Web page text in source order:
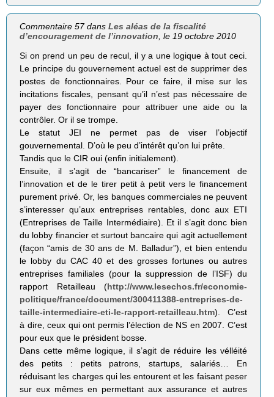
Commentaire 57 dansLes aléas de la fiscalité
d’encouragement de l’innovation , le 19 octobre 2010
Si on prend un peu de recul, il y a une logique à tout ceci.
Le principe du gouvernement actuel est de supprimer des
postes de fonctionnaires. Pour ce faire, il mise sur les
incitations fiscales, pensant qu’il n’est pas nécessaire de
payer des fonctionnaire pour attribuer une aide ou la
contrôler. Or il se trompe.
Le statut JEI ne permet pas de viser l’objectif
gouvernemental. D’où le peu d’intérêt qu’on lui prête.
Tandis que le CIR oui (enfin initialement).
Ensuite, il s’agit de “bancariser” le financement de
l’innovation et de le tirer petit à petit vers le financement
purement privé. Or, les banques commerciales ne peuvent
s’interesser qu’aux entreprises rentables, donc aux ETI
(Entreprises de Taille Intermédiaire). Et il s’agit donc bien
du lobby financier et surtout bancaire qui agit actuellement
(façon “amis de 30 ans de M. Balladur”), et bien entendu
le lobby du CAC 40 et des grosses fortunes ou autres
entreprises familiales (pour la suppression de l’ISF) du
rapport Retailleau (http://www.lesechos.fr/economie-
politique/france/document/300411388-entreprises-de-
taille-intermediaire-eti-le-rapport-retailleau.htm). C’est
à dire, ceux qui ont permis l’élection de NS en 2007. C’est
pour eux que le président bosse.
Dans cette même logique, il s’agit de réduire les vélléité
des petits : petits patrons, startups, salariés… En
réduisant les charges qui les entourent et les faisant peser
sur eux mêmes en permettant aux assurance et autres